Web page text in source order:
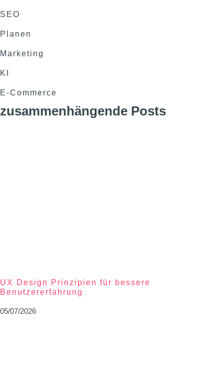
SEO
Planen
Marketing
KI
E-Commerce
zusammenhängende Posts
UX Design Prinzipien für bessere
Benutzererfahrung
05/07/2026